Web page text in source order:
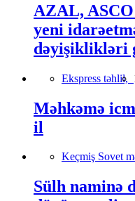
AZAL, ASCO
yeni
dəyişiklikləri
Ekspress təhlil,
Məhkəmə
il
Keçmiş Sovet
Sülh naminə